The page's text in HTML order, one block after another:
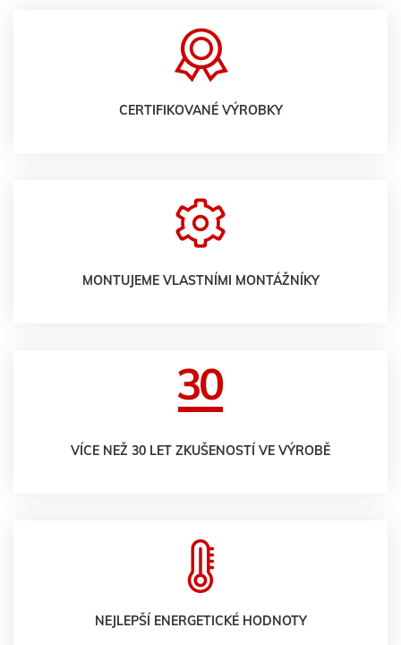
CERTIFIKOVANÉ VÝROBKY
MONTUJEME VLASTNÍMI MONTÁŽNÍKY
VÍCE NEŽ 30 LET ZKUŠENOSTÍ VE VÝROBĚ
NEJLEPŠÍ ENERGETICKÉ HODNOTY